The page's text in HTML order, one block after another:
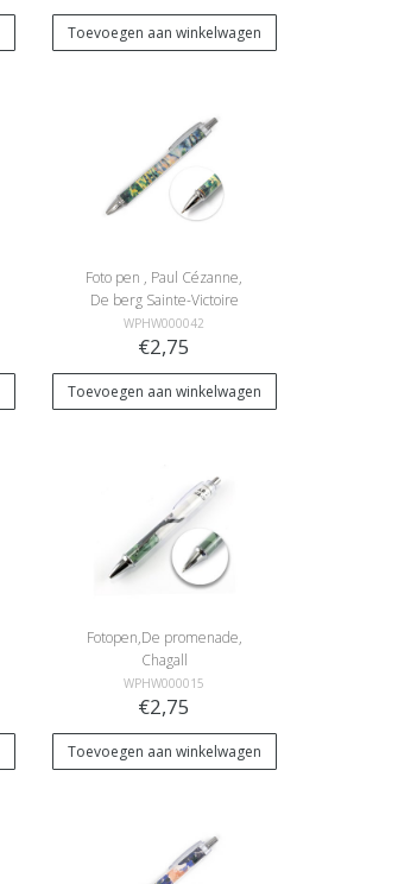
Toevoegen aan winkelwagen
Foto pen , Paul Cézanne,
De berg Sainte-Victoire
WPHW000042
€2,75
Toevoegen aan winkelwagen
Fotopen,De promenade,
Chagall
WPHW000015
€2,75
Toevoegen aan winkelwagen